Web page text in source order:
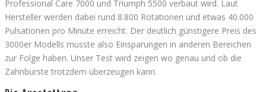
Professional Care 7000 und Triumph 5500 verbaut wird. Laut
Hersteller werden dabei rund 8.800 Rotationen und etwas 40.000
Pulsationen pro Minute erreicht. Der deutlich günstigere Preis des
3000er Modells müsste also Einsparungen in anderen Bereichen
zur Folge haben. Unser Test wird zeigen wo genau und ob die
Zahnbürste trotzdem überzeugen kann.